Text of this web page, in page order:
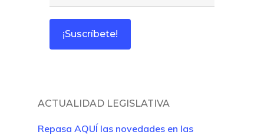
ACTUALIDAD LEGISLATIVA
Repasa AQUÍ las novedades en las
Inicio
Revista
Café Jurídico